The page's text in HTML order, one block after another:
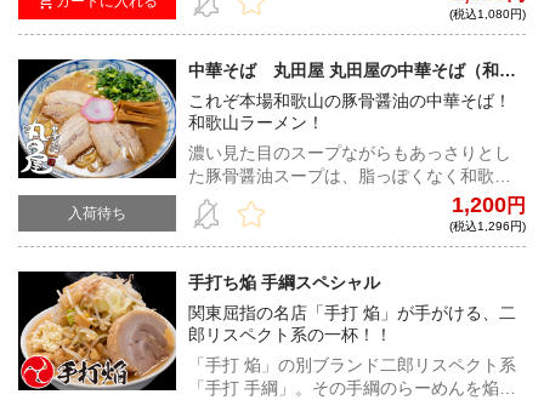
登場！ ワシワシとした食感の自家製極太麺
は、通常よりも長めの仕上がりとなってい
プ、更には良質な甘みをまとった背脂とよ
く絡み、 ずしりとした重さを箸に感じる逸
品だ。インパクト、中毒性に加えて、焔な
らではの絶妙なバランスを織りなすまぜそ
ばは、大胆さと繊細さを兼ね添えた究極の
(税込1,080円)
入荷待ち
中華そば 丸田屋 丸田屋の中華そば（和歌
山ラーメン）
これぞ本場和歌山の豚骨醤油の中華そば！
和歌山ラーメン！
濃い見た目のスープながらもあっさりとし
た豚骨醤油スープは、脂っぽくなく和歌山
ラーメンの独特な豚骨の香りがクセになる
味わい！誰もが親しみを感じられる、和歌
山が生んだ昔ながらの中華そば！
1,200円
(税込1,296円)
手打ち焔 手綱スペシャル
関東屈指の名店「手打 焔」が手がける、二
郎リスペクト系の一杯！！
「手打 焔」の別ブランド二郎リスペクト系
「手打 手綱」。その手綱のらーめんを焔店